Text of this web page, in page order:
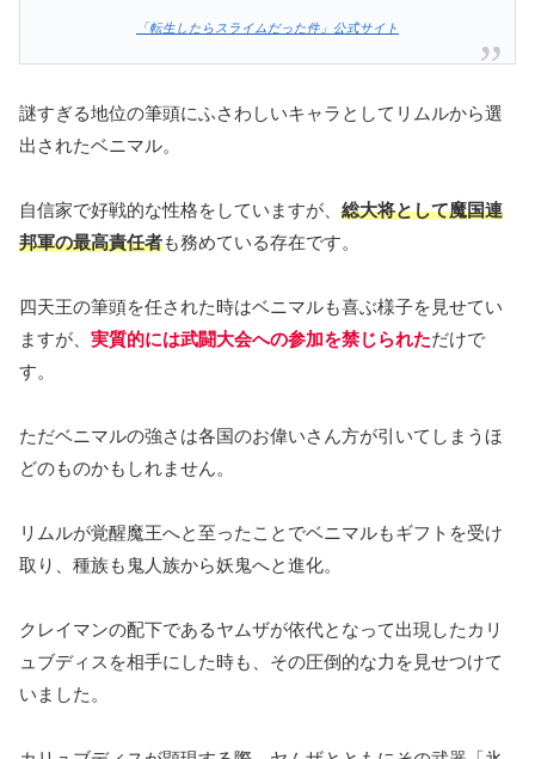
「転生したらスライムだった件」公式サイト
謎すぎる地位の筆頭にふさわしいキャラとしてリムルから選
出されたベニマル。
自信家で好戦的な性格をしていますが、 総大将として魔国連
邦軍の最高責任者も務めている存在です。
四天王の筆頭を任された時はベニマルも喜ぶ様子を見せてい
ますが、 実質的には武闘大会への参加を禁じられただけで
す。
ただベニマルの強さは各国のお偉いさん方が引いてしまうほ
どのものかもしれません。
リムルが覚醒魔王へと至ったことでベニマルもギフトを受け
取り、種族も鬼人族から妖鬼へと進化。
クレイマンの配下であるヤムザが依代となって出現したカリ
ュブディスを相手にした時も、その圧倒的な力を見せつけて
いました。